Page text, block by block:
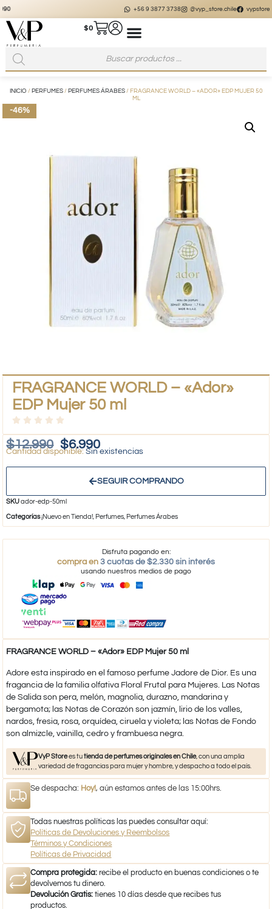
@vyp_store.chile vypstore.cl
$0
INICIO / PERFUMES/ PERFUMES ÁRABES/ FRAGRANCE WORLD – «ADOR» EDP MUJER 50
ML
-46%
FRAGRANCE WORLD – «Ador»
EDP Mujer 50 ml
$12.990 $6.990Sin existencias
SEGUIR COMPRANDO
SKUador-edp-50ml
Categorías¡Nuevo en Tienda!, Perfumes, Perfumes Árabes
Disfruta pagando en:
compra en 3 cuotas de $2.330 sin interés
usando nuestros medios de pago
FRAGRANCE WORLD – «Ador» EDP Mujer 50 ml
Adore esta inspirado en el famoso perfume Jadore de Dior. Es una
fragancia de la familia olfativa Floral Frutal para Mujeres. Las Notas
de Salida son pera, melón, magnolia, durazno, mandarina y
bergamota; las Notas de Corazón son jazmín, lirio de los valles,
nardos, fresia, rosa, orquídea, ciruela y violeta; las Notas de Fondo
son almizcle, vainilla, cedro y frambuesa negra.​
VyP Storees tutienda de perfumes originales en Chile, con una amplia
variedad de fragancias para mujer y hombre, y despacho a todo el país.
Se despacha: Hoy!, aún estamos antes de las 15:00hrs.
Todas nuestras políticas las puedes consultar aquí:
Políticas de Devoluciones y Reembolsos
Términos y Condiciones
Políticas de Privacidad
Compra protegida: recibe el producto en buenas condiciones o te
devolvemos tu dinero.
Devolución Gratis: tienes 10 días desde que recibes tus
productos.